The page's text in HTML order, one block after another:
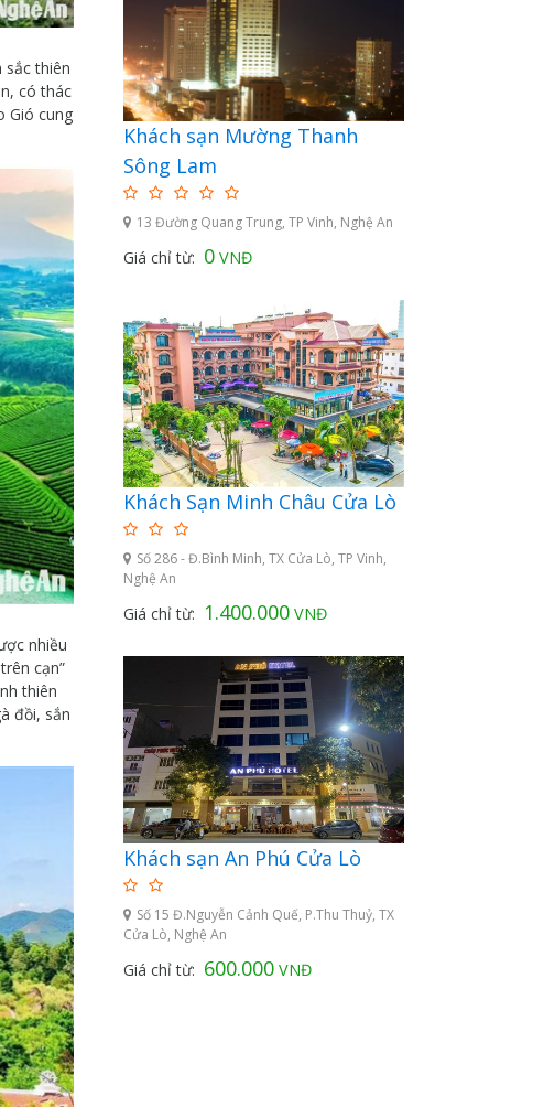
sắc thiên
có thác
Gió cung
nhiều
cạn”
thiên
đồi, sắn
Khách sạn Mường Thanh
Sông Lam
13 Đường Quang Trung, TP Vinh, Nghệ An
Giá chỉ từ: 0 VNĐ
Khách Sạn Minh Châu Cửa Lò
Số 286 - Đ.Bình Minh, TX Cửa Lò, TP Vinh,
Nghệ An
Giá chỉ từ: 1.400.000 VNĐ
Khách sạn An Phú Cửa Lò
Số 15 Đ.Nguyễn Cảnh Quế, P.Thu Thuỷ, TX
Cửa Lò, Nghệ An
Giá chỉ từ: 600.000 VNĐ